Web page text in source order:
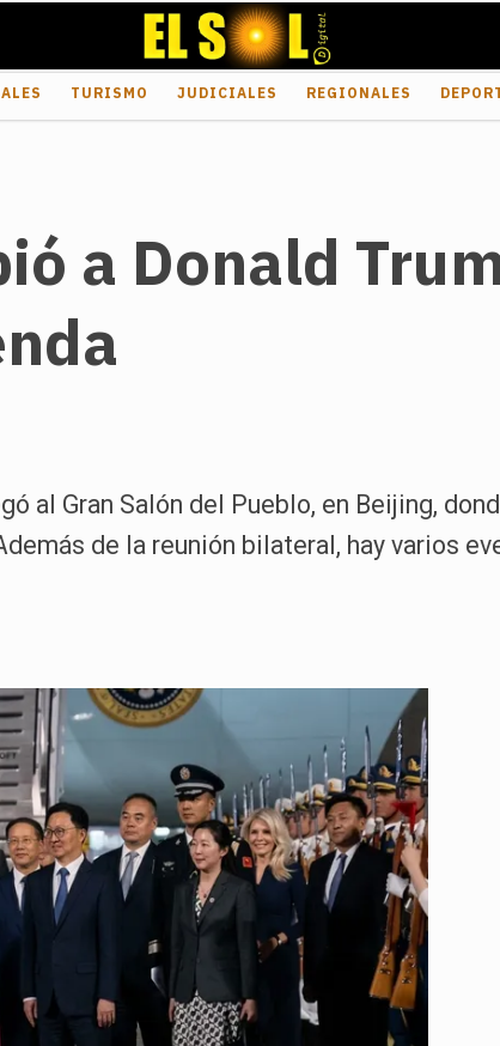
TURISMO JUDICIALES REGIONALES
a Donald
al Gran Salón del Pueblo, en Beijing,
de la reunión bilateral, hay varios